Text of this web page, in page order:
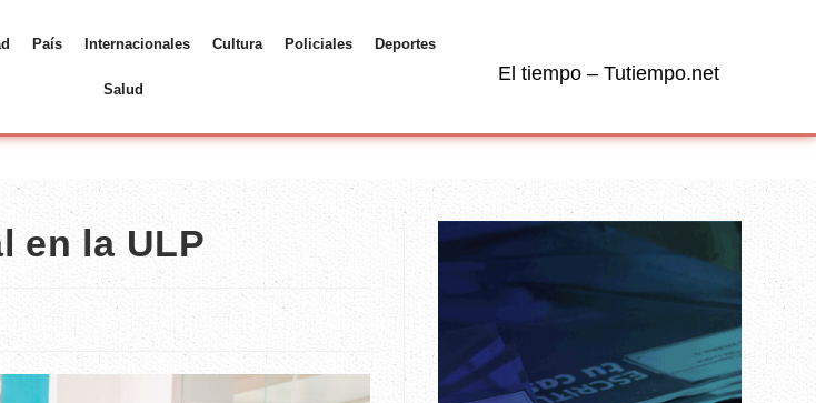
País Internacionales Cultura Policiales Deportes
Salud
El tiempo – Tutiempo.net
en la ULP